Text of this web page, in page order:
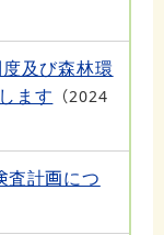
及び森林環
ます
2024
計画につ